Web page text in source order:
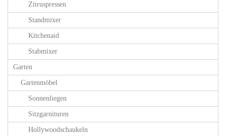
Zitruspressen
Standmixer
Kitchenaid
Stabmixer
Garten
Gartenmöbel
Sonnenliegen
Sitzgarnituren
Hollywoodschaukeln